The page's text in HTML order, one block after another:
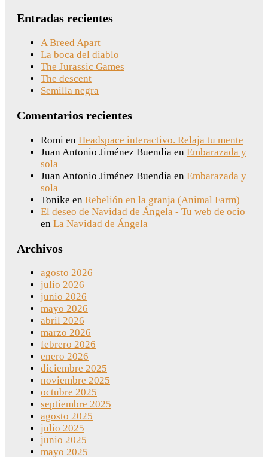
Entradas recientes
A Breed Apart
La boca del diablo
The Jurassic Games
The descent
Semilla negra
Comentarios recientes
Romi en Headspace interactivo. Relaja tu mente
Juan Antonio Jiménez Buendia en Embarazada y
sola
Juan Antonio Jiménez Buendia en Embarazada y
sola
Tonike en Rebelión en la granja (Animal Farm)
El deseo de Navidad de Ángela - Tu web de ocio
en La Navidad de Ángela
Archivos
agosto 2026
julio 2026
junio 2026
mayo 2026
abril 2026
marzo 2026
febrero 2026
enero 2026
diciembre 2025
noviembre 2025
octubre 2025
septiembre 2025
agosto 2025
julio 2025
junio 2025
mayo 2025